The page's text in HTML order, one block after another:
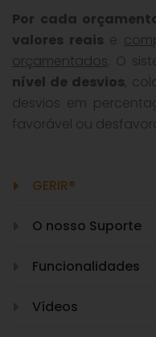
Por cada
valores reais e
orçamentados . O
nível de desvios,
desvios em
favorável ou
GERIR®
O nosso Suporte
Funcionalidades
Vídeos